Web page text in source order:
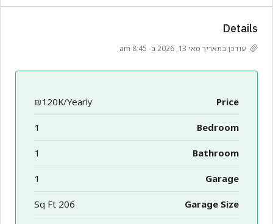
Details
עודכן בתאריך מאי 13, 2026 בְּ- 8:45 am
Price
₪120K/Yearly
Bedroom
1
Bathroom
1
Garage
1
Garage Size
206 Sq Ft